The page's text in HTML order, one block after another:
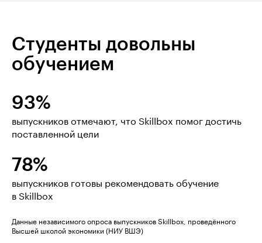
Студенты довольны
обучением
93%
выпускников отмечают, что Skillbox помог достичь
поставленной цели
78%
выпускников готовы рекомендовать обучение
в Skillbox
Данные независимого опроса выпускников Skillbox, проведённого
Высшей школой экономики (НИУ ВШЭ)